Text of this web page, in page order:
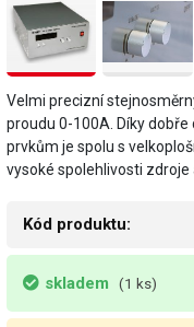
Velmi precizní
proudu 0-100A. Díky
prvkům je spolu s
vysoké spolehlivosti zdroje
Kód produktu:
skladem (1 ks)